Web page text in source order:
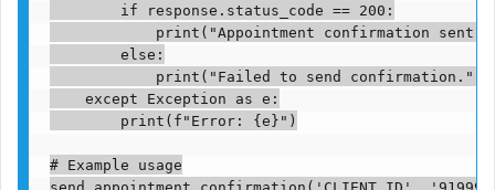
        if response.status_code == 200:
print("Appointment confirmation sent
        else:
            print("Failed to send confirmation.")
    except Exception as e:
        print(f"Error: {e}")
# Example usage
send_appointment_confirmation('CLIENT_ID',